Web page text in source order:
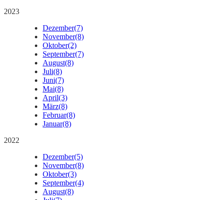
2023
Dezember(7)
November(8)
Oktober(2)
September(7)
August(8)
Juli(8)
Juni(7)
Mai(8)
April(3)
März(8)
Februar(8)
Januar(8)
2022
Dezember(5)
November(8)
Oktober(3)
September(4)
August(8)